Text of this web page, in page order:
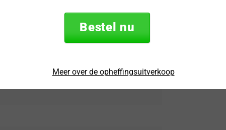
Bruin
Bestel nu
Meer over de opheffingsuitverkoop